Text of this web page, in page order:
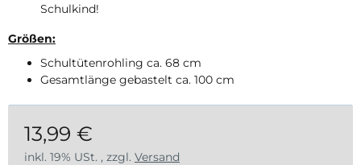
Schulkind!
Größen:
Schultütenrohling ca. 68 cm
Gesamtlänge gebastelt ca. 100 cm
13,99 €
inkl. 19% USt. , zzgl. Versand